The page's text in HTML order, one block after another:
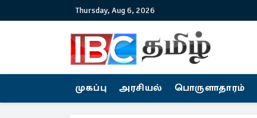
Thursday, Aug 6, 2026
முகப்பு அரசியல் பொருளாதாரம்